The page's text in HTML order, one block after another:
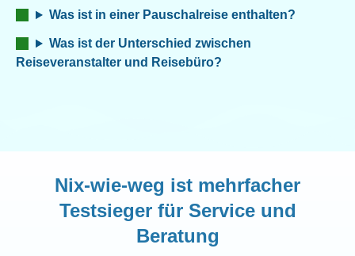
Was ist in einer Pauschalreise enthalten?
Was ist der Unterschied zwischen
Reiseveranstalter und Reisebüro?
Nix-wie-weg ist mehrfacher
Testsieger für Service und
Beratung